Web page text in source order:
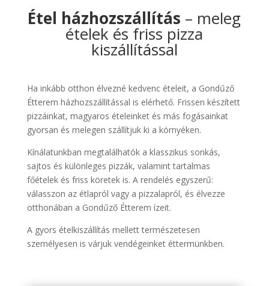
Étel házhozszállítás – meleg
ételek és friss pizza
kiszállítással
Ha inkább otthon élvezné kedvenc ételeit, a Gondűző
Étterem házhozszállítással is elérhető. Frissen készített
pizzáinkat, magyaros ételeinket és más fogásainkat
gyorsan és melegen szállítjuk ki a környéken.
Kínálatunkban megtalálhatók a klasszikus sonkás,
sajtos és különleges pizzák, valamint tartalmas
főételek és friss köretek is. A rendelés egyszerű:
válasszon az étlapról vagy a pizzalapról, és élvezze
otthonában a Gondűző Étterem ízeit.
A gyors ételkiszállítás mellett természetesen
személyesen is várjuk vendégeinket éttermünkben.